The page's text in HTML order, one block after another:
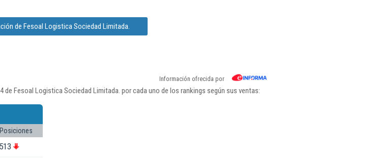
de Fesoal Logistica Sociedad Limitada.
Información ofrecida por
Fesoal Logistica Sociedad Limitada. por cada uno de los rankings según sus ventas: